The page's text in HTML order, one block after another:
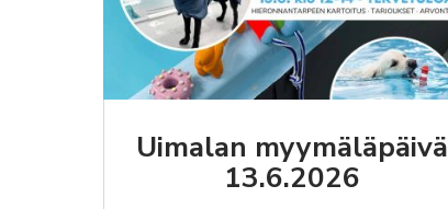
Uimalan myymäläpäivä
13.6.2026